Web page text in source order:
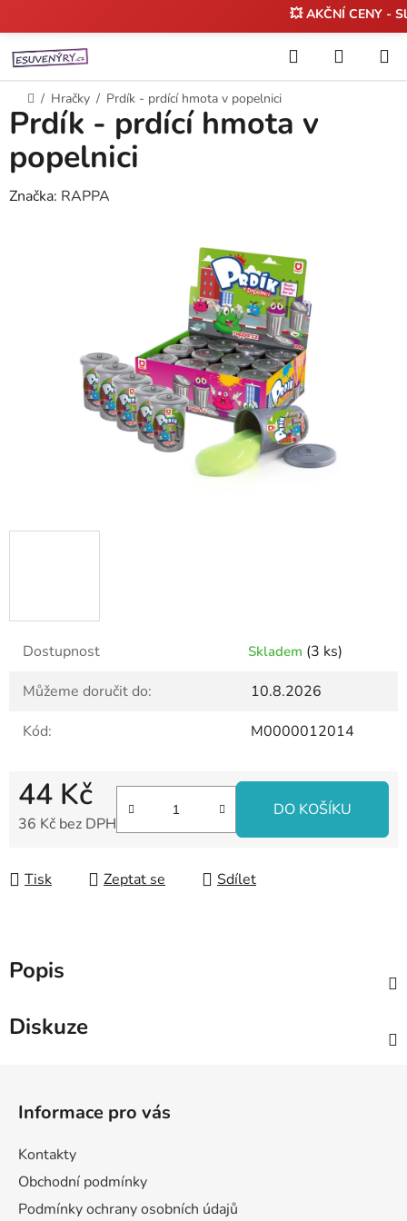
na
obsah
💥 AKČNÍ CENY -
Hledat
KOŠÍK
Domů
/ Hračky / Prdík - prdící hmota v popelnici
Dostupnost Skladem (3 ks)
Můžeme doručit do:
10.8.2026
Kód:
M0000012014
44 Kč
36 Kč bez DPH
DO KOŠÍKU
Tisk Zeptat se Sdílet
Prdík - prdící hmota v
popelnici
Značka: RAPPA
Popis
Diskuze
Informace pro vás
Kontakty
Obchodní podmínky
Podmínky ochrany osobních údajů